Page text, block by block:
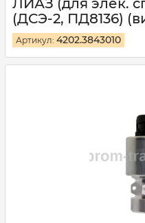
ЛИАЗ (для элек.
(ДСЭ-2, ПД8136)
Артикул: 4202.3843010